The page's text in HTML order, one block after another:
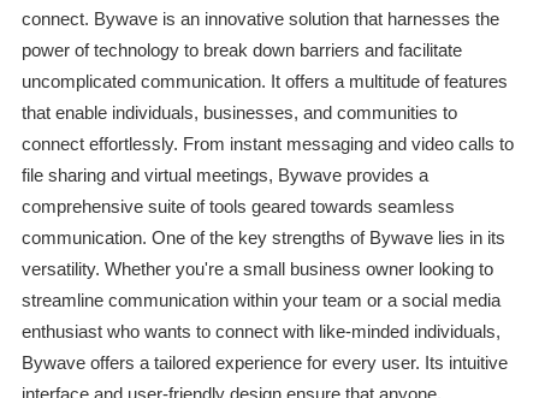
connect. Bywave is an innovative solution that harnesses the
power of technology to break down barriers and facilitate
uncomplicated communication. It offers a multitude of features
that enable individuals, businesses, and communities to
connect effortlessly. From instant messaging and video calls to
file sharing and virtual meetings, Bywave provides a
comprehensive suite of tools geared towards seamless
communication. One of the key strengths of Bywave lies in its
versatility. Whether you're a small business owner looking to
streamline communication within your team or a social media
enthusiast who wants to connect with like-minded individuals,
Bywave offers a tailored experience for every user. Its intuitive